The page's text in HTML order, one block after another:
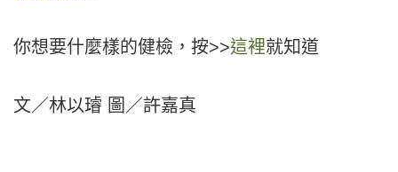
你想要什麼樣的健檢，按>>這裡就知道
文／林以璿 圖／許嘉真